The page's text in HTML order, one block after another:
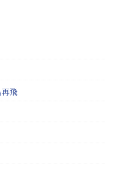
再飛